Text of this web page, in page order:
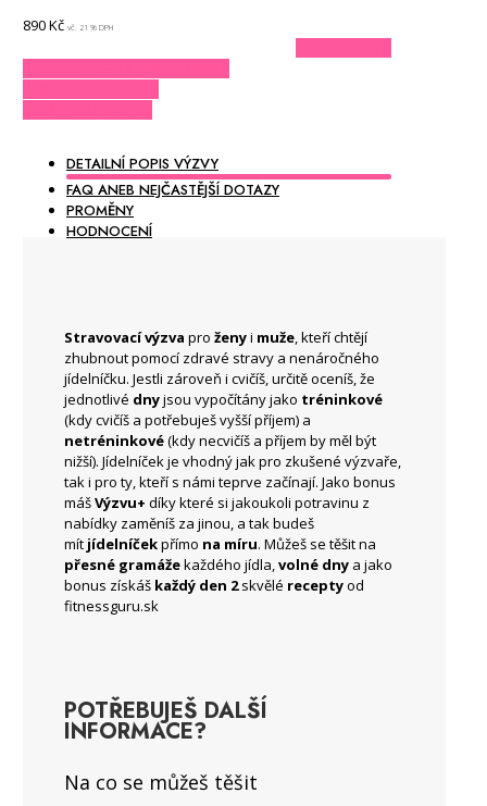
890Kč vč. 21 % DPH
DETAILNÍ POPIS VÝZVY
FAQ ANEB NEJČASTĚJŠÍ DOTAZY
PROMĚNY
HODNOCENÍ
Stravovací výzva pro ženyi muže, kteří chtějí
zhubnout pomocí zdravé stravy a nenáročného
jídelníčku. Jestli zároveň i cvičíš, určitě oceníš, že
jednotlivé dnyjsou vypočítány jako tréninkové
(kdy cvičíš a potřebuješ vyšší příjem) a
netréninkové(kdy necvičíš a příjem by měl být
nižší). Jídelníček je vhodný jak pro zkušené výzvaře,
tak i pro ty, kteří s námi teprve začínají. Jako bonus
mášVýzvu+ díky které si jakoukoli potravinu z
nabídky zaměníš za jinou, a tak budeš
mít jídelníčekpřímo na míru. Můžeš se těšit na
přesné gramážekaždého jídla,volné dny a jako
bonus získáš každý den 2skvělé receptyod
fitnessguru.sk
POTŘEBUJEŠ DALŠÍ
INFORMACE?
Na co se můžeš těšit